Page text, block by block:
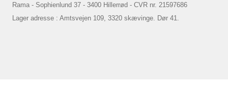
Rama - Sophienlund 37 - 3400 Hillerrød - CVR nr. 21597686
Lager adresse : Amtsvejen 109, 3320 skævinge. Dør 41.